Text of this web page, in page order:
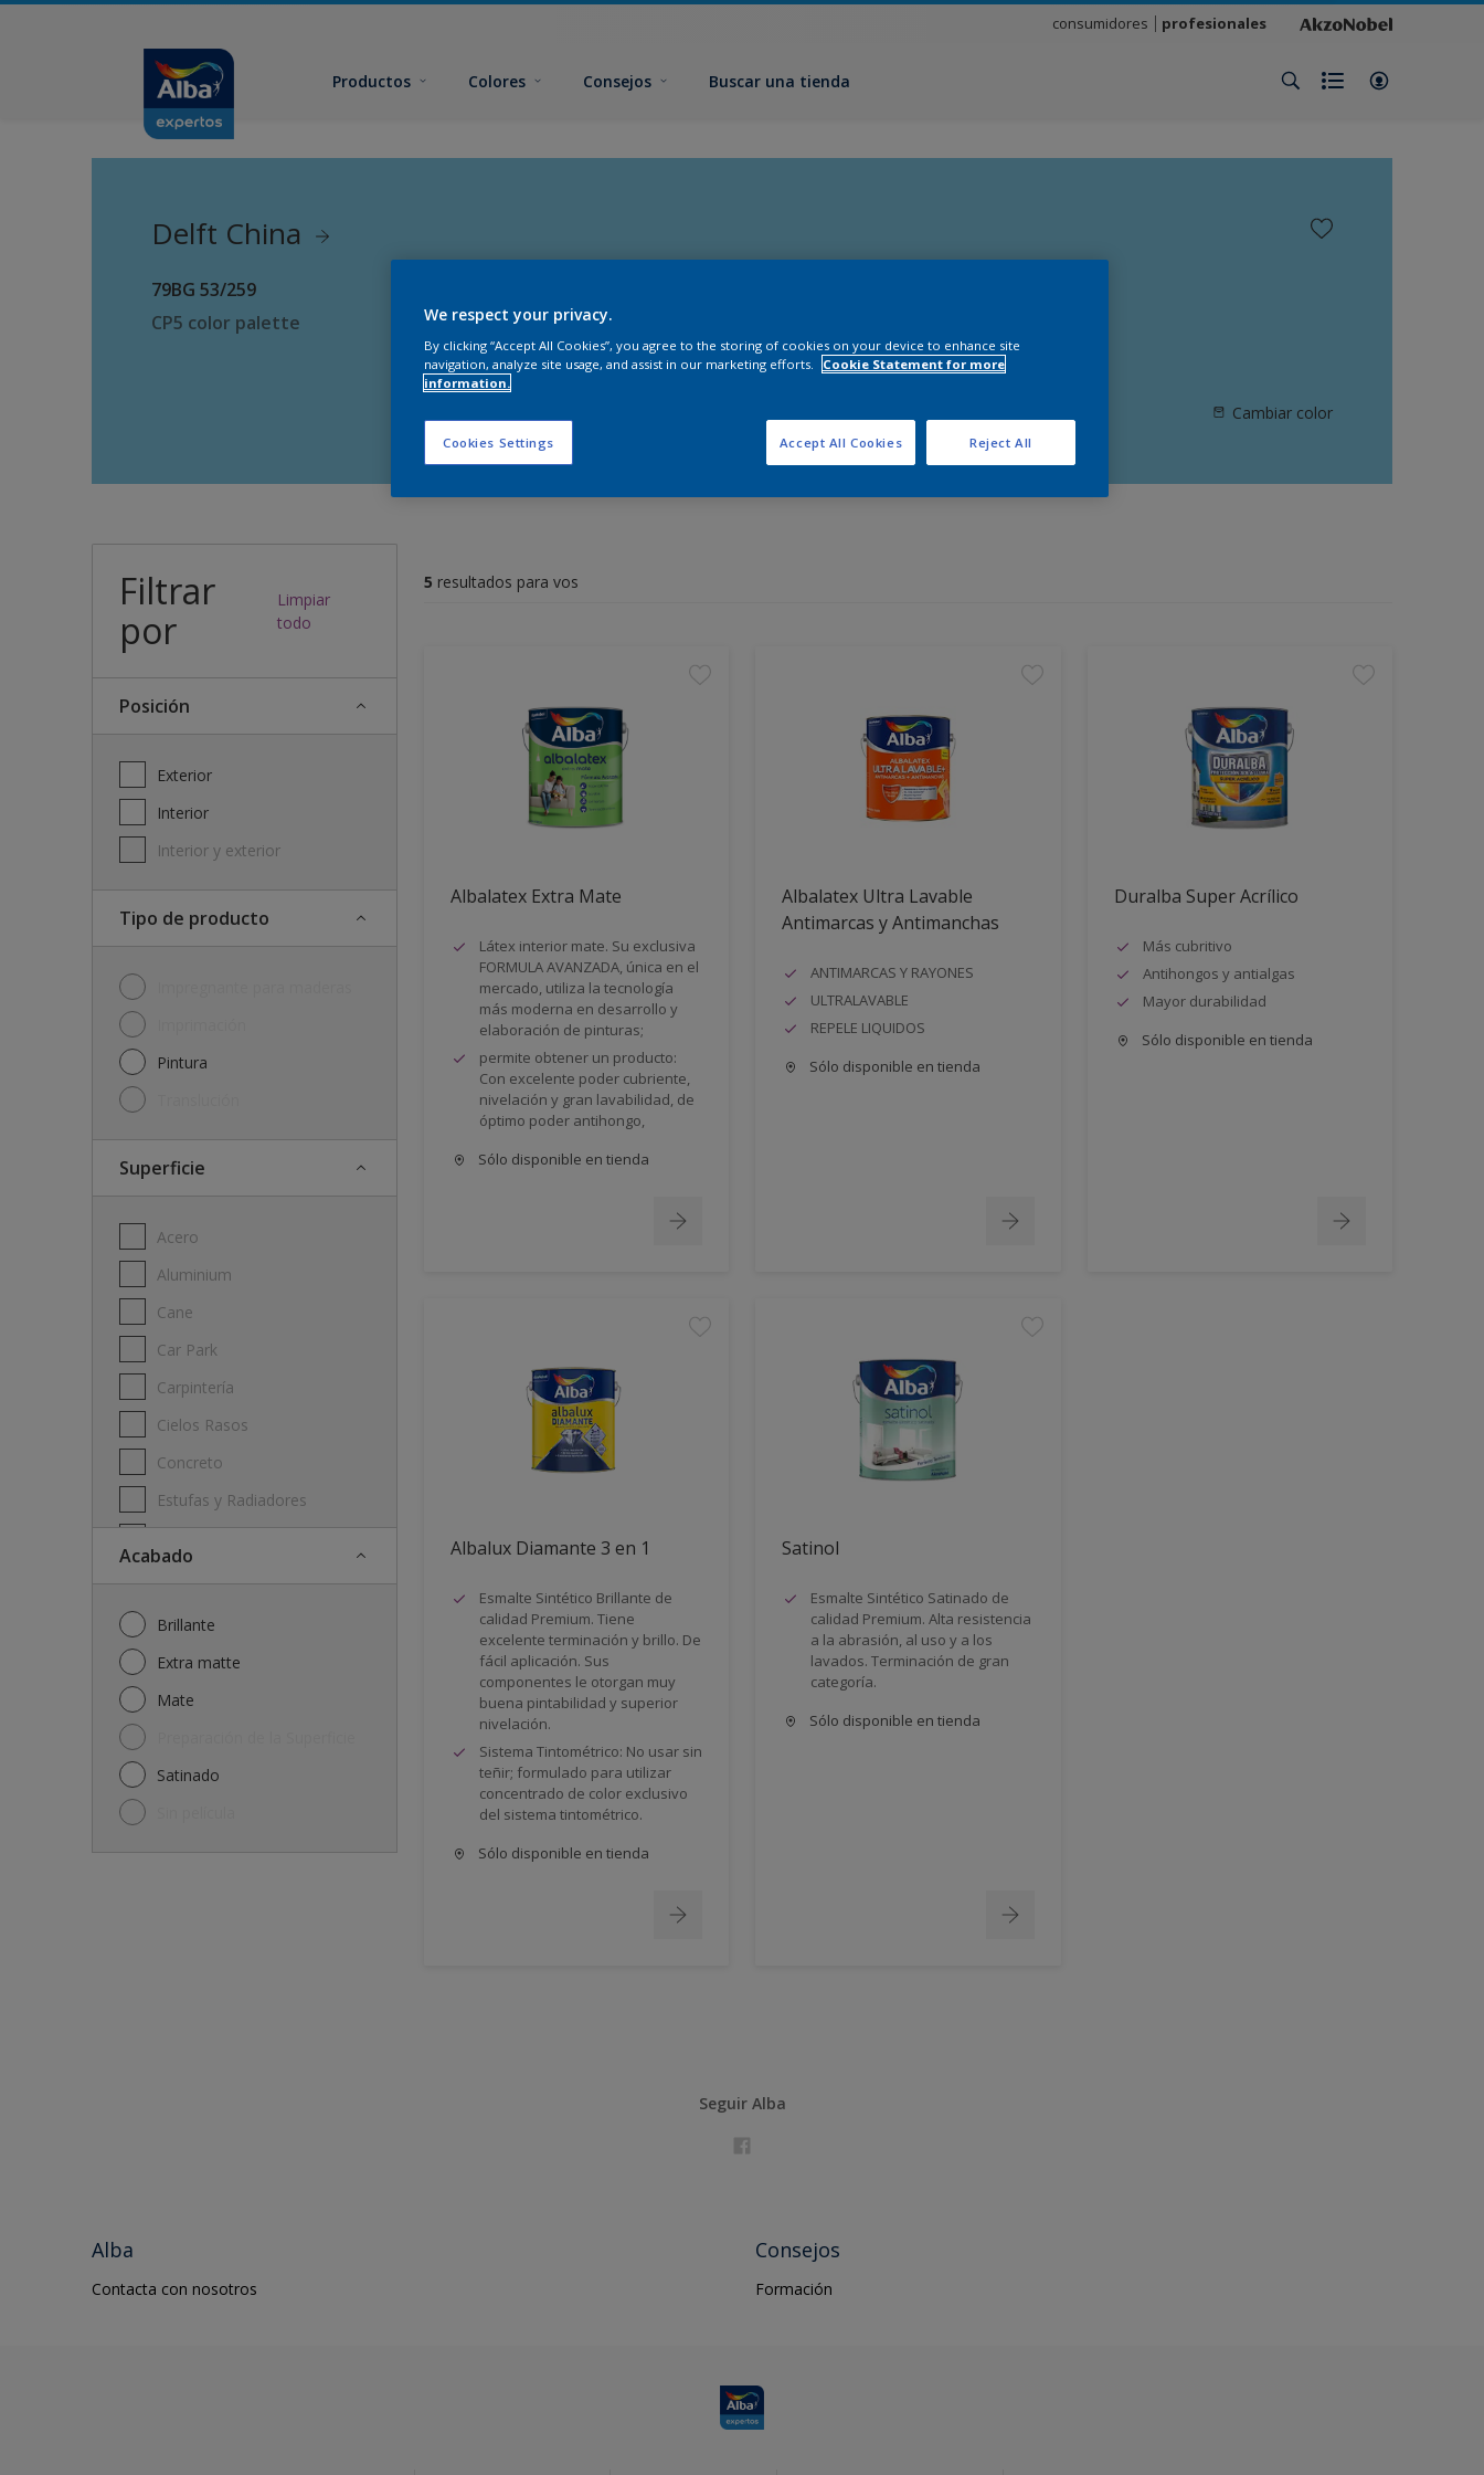
consumidores profesionales
Productos Colores Consejos Buscar una tienda
Delft China
79BG 53/259
CP5 color palette
Cambiar color
Filtrar
por
Limpiar
todo
posición
Exterior
Interior
Interior y exterior
Tipo de producto
Pintura
Superficie
Acero
Aluminium
Cane
Car Park
Carpintería
Cielos Rasos
Concreto
Estufas y Radiadores
Acabado
Brillante
Extra matte
Mate
Satinado
5 resultados para vos
Albalatex Extra Mate
Látex interior mate. Su exclusiva
FORMULA AVANZADA, única en el
mercado, utiliza la tecnología
más moderna en desarrollo y
elaboración de pinturas;
permite obtener un producto:
Con excelente poder cubriente,
nivelación y gran lavabilidad, de
óptimo poder antihongo,
Sólo disponible en tienda
Albalatex Ultra Lavable
Antimarcas y Antimanchas
ANTIMARCAS Y RAYONES
ULTRALAVABLE
REPELE LIQUIDOS
Sólo disponible en tienda
Duralba Super Acrílico
Más cubritivo
Antihongos y antialgas
Mayor durabilidad
Sólo disponible en tienda
Albalux Diamante 3 en 1
Esmalte Sintético Brillante de
calidad Premium. Tiene
excelente terminación y brillo. De
fácil aplicación. Sus
componentes le otorgan muy
buena pintabilidad y superior
nivelación.
Sistema Tintométrico: No usar sin
teñir; formulado para utilizar
concentrado de color exclusivo
del sistema tintométrico.
Sólo disponible en tienda
Satinol
Esmalte Sintético Satinado de
calidad Premium. Alta resistencia
a la abrasión, al uso y a los
lavados. Terminación de gran
categoría.
Sólo disponible en tienda
Seguir Alba
Alba
Contacta con nosotros
Consejos
Formación
We respect your privacy.
By clicking “Accept All Cookies”, you agree to the storing of cookies on your device to enhance site
navigation, analyze site usage, and assist in our marketing efforts.
Cookie Statement for more
information.
Cookies Settings Reject All
Accept All Cookies